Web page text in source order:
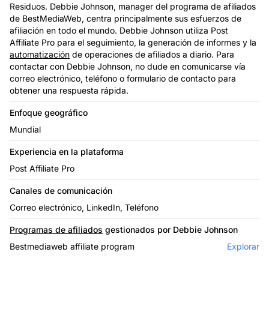
Residuos. Debbie Johnson, manager del programa de afiliados
de BestMediaWeb, centra principalmente sus esfuerzos de
afiliación en todo el mundo. Debbie Johnson utiliza Post
Affiliate Pro para el seguimiento, la generación de informes y la
automatización de operaciones de afiliados a diario. Para
contactar con Debbie Johnson, no dude en comunicarse vía
correo electrónico, teléfono o formulario de contacto para
obtener una respuesta rápida.
Enfoque geográfico
Mundial
Experiencia en la plataforma
Post Affiliate Pro
Canales de comunicación
Correo electrónico, LinkedIn, Teléfono
Programas de afiliados gestionados por Debbie Johnson
Bestmediaweb affiliate program
Explorar